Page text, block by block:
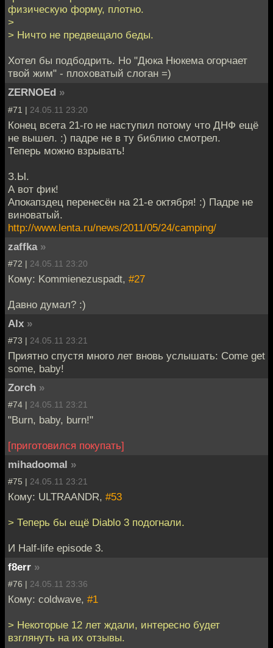
физическую форму, плотно.
>
> Ничто не предвещало беды.
Хотел бы подбодрить. Но "Дюка Нюкема огорчает
твой жим" - плоховатый слоган =)
ZERNOEd »
#71 | 24.05.11 23:20
Конец всета 21-го не наступил потому что ДНФ ещё
не вышел. :) падре не в ту библию смотрел.
Теперь можно взрывать!
З.Ы.
А вот фик!
Апокапздец перенесён на 21-е октября! :) Падре не
виноватый.
http://www.lenta.ru/news/2011/05/24/camping/
zaffka »
#72 | 24.05.11 23:20
Кому: Kommienezuspadt, #27
Давно думал? :)
Alx »
#73 | 24.05.11 23:21
Приятно спустя много лет вновь услышать: Come get
some, baby!
Zorch »
#74 | 24.05.11 23:21
"Burn, baby, burn!"
[приготовился покупать]
mihadoomal »
#75 | 24.05.11 23:21
Кому: ULTRAANDR, #53
> Теперь бы ещё Diablo 3 подогнали.
И Half-life episode 3.
f8err »
#76 | 24.05.11 23:36
Кому: coldwave, #1
> Некоторые 12 лет ждали, интересно будет
взглянуть на их отзывы.